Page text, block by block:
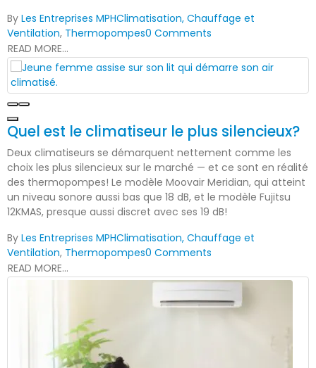
By Les Entreprises MPHClimatisation, Chauffage et
Ventilation, Thermopompes0 Comments
READ MORE...
Quel est le climatiseur le plus silencieux?
Deux climatiseurs se démarquent nettement comme les
choix les plus silencieux sur le marché — et ce sont en réalité
des thermopompes! Le modèle Moovair Meridian, qui atteint
un niveau sonore aussi bas que 18 dB, et le modèle Fujitsu
12KMAS, presque aussi discret avec ses 19 dB!
By Les Entreprises MPHClimatisation, Chauffage et
Ventilation, Thermopompes0 Comments
READ MORE...